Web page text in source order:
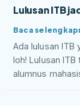
Lulusan ITB
Ada lulusan ITB
loh! Lulusan ITB
alumnus